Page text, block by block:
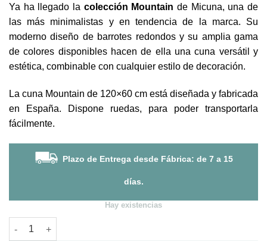
era:
376,00€.
es:
338,40€.
Ya ha llegado la colección Mountain de Micuna, una de
las más minimalistas y en tendencia de la marca. Su
moderno diseño de barrotes redondos y su amplia gama
de colores disponibles hacen de ella una cuna versátil y
estética, combinable con cualquier estilo de decoración.
La cuna Mountain de 120×60 cm está diseñada y fabricada
en España. Dispone ruedas, para poder transportarla
fácilmente.
Plazo de Entrega desde Fábrica: de 7 a 15
días.
Hay existencias
Cuna Mountain Blue Stone Micuna cantidad